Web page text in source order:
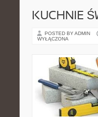
KUCHNIE
POSTED BY ADMIN
WYŁĄCZONA